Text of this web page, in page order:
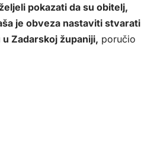
pokazati da su obitelj,
je obveza nastaviti stvarati
Zadarskoj županiji, poručio